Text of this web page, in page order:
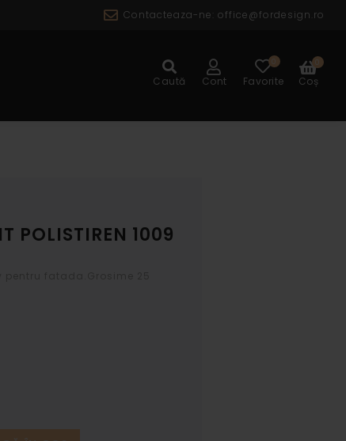
Contacteaza-ne:office@fordesign.ro
Caută Cont Favorite Coș
POLISTIREN 1009